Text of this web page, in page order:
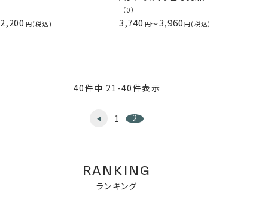
2,200 税込
（0）
3,740 〜3,960 税込
40件中 21 -40件表示
1 2
RANKING
ランキング